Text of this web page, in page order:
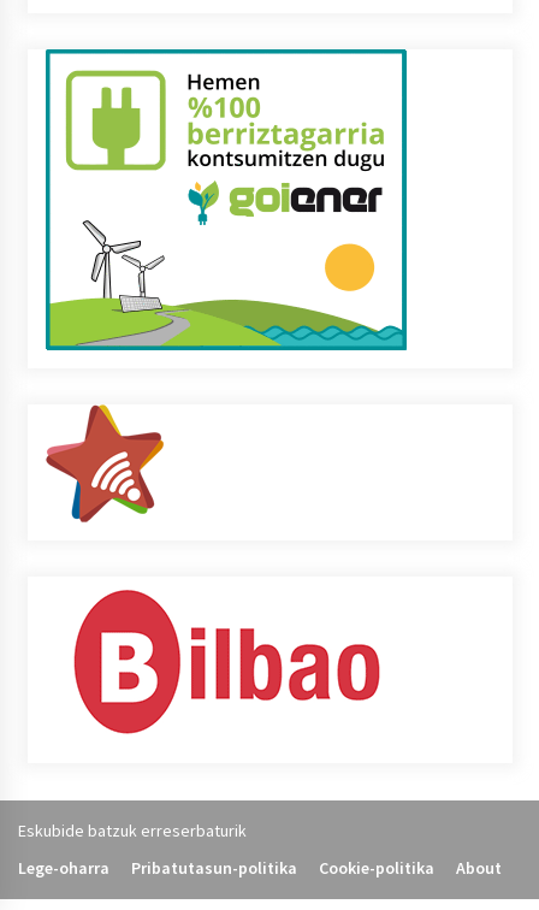
Eskubide batzuk erreserbaturik
Lege-oharra
Pribatutasun-politika Cookie-politika About